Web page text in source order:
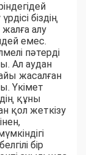
біздің
алу
емес.
пәтерді
Ал аудан
жасалған
Үкімет
құны
қол жеткізу
бір